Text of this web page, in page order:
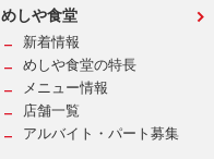
めしや食堂
新着情報
めしや食堂の特長
メニュー情報
店舗一覧
アルバイト・パート募集